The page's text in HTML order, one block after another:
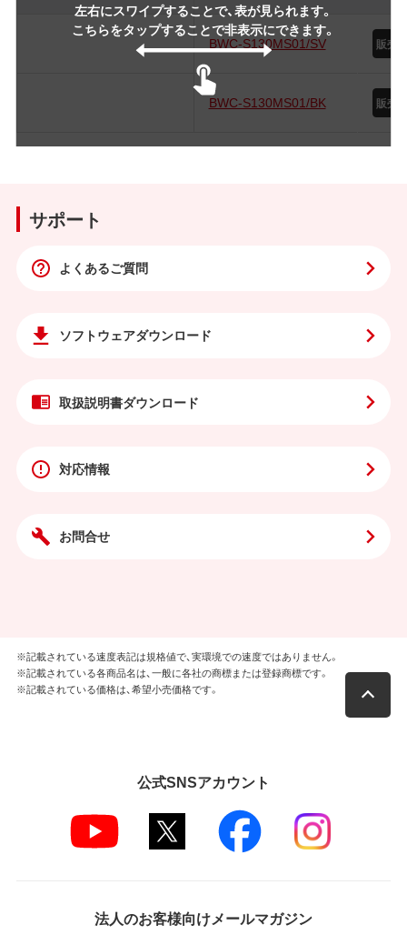
左右にスワイプすることで、表が見られます。
こちらをタップすることで非表示にできます。
BWC-S130MS01/SV
BWC-S130MS01/BK
サポート
よくあるご質問
ソフトウェアダウンロード
取扱説明書ダウンロード
対応情報
お問合せ
※記載されている速度表記は規格値で、実環境での速度ではありません。
※記載されている各商品名は、一般に各社の商標または登録商標です。
※記載されている価格は、希望小売価格です。
公式SNSアカウント
法人のお客様向けメールマガジン